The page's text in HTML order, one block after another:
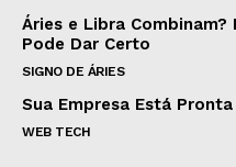
Áries e Libra Combinam?
Pode Dar Certo
SIGNO DE ÁRIES
Sua Empresa Está Pronta
WEB TECH